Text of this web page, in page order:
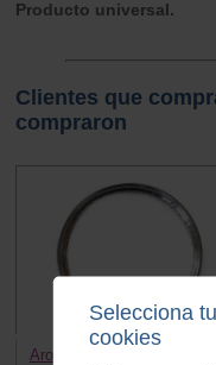
Producto universal.
Clientes que
compraron
Aro cromado llanta 16”
Selecciona
cookies